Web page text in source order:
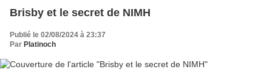
Brisby et le secret de NIMH
Publié le 02/08/2024 à 23:37
Par Platinoch